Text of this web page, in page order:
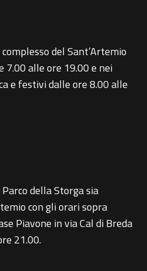
del Sant’Artemio
alle ore 19.00 e nei
e festivi dalle ore 8.00 alle
della Storga sia
con gli orari sopra
Piavone in via Cal di Breda
21.00.